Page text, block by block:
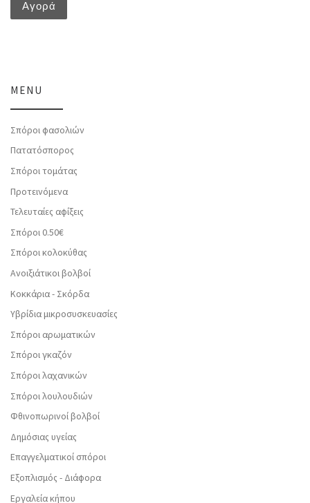
Αγορά
MENU
Σπόροι φασολιών
Πατατόσπορος
Σπόροι τομάτας
Προτεινόμενα
Τελευταίες αφίξεις
Σπόροι 0.50€
Σπόροι κολοκύθας
Ανοιξιάτικοι βολβοί
Κοκκάρια - Σκόρδα
Υβρίδια μικροσυσκευασίες
Σπόροι αρωματικών
Σπόροι γκαζόν
Σπόροι λαχανικών
Σπόροι λουλουδιών
Φθινοπωρινοί βολβοί
Δημόσιας υγείας
Επαγγελματικοί σπόροι
Εξοπλισμός - Διάφορα
Εργαλεία κήπου